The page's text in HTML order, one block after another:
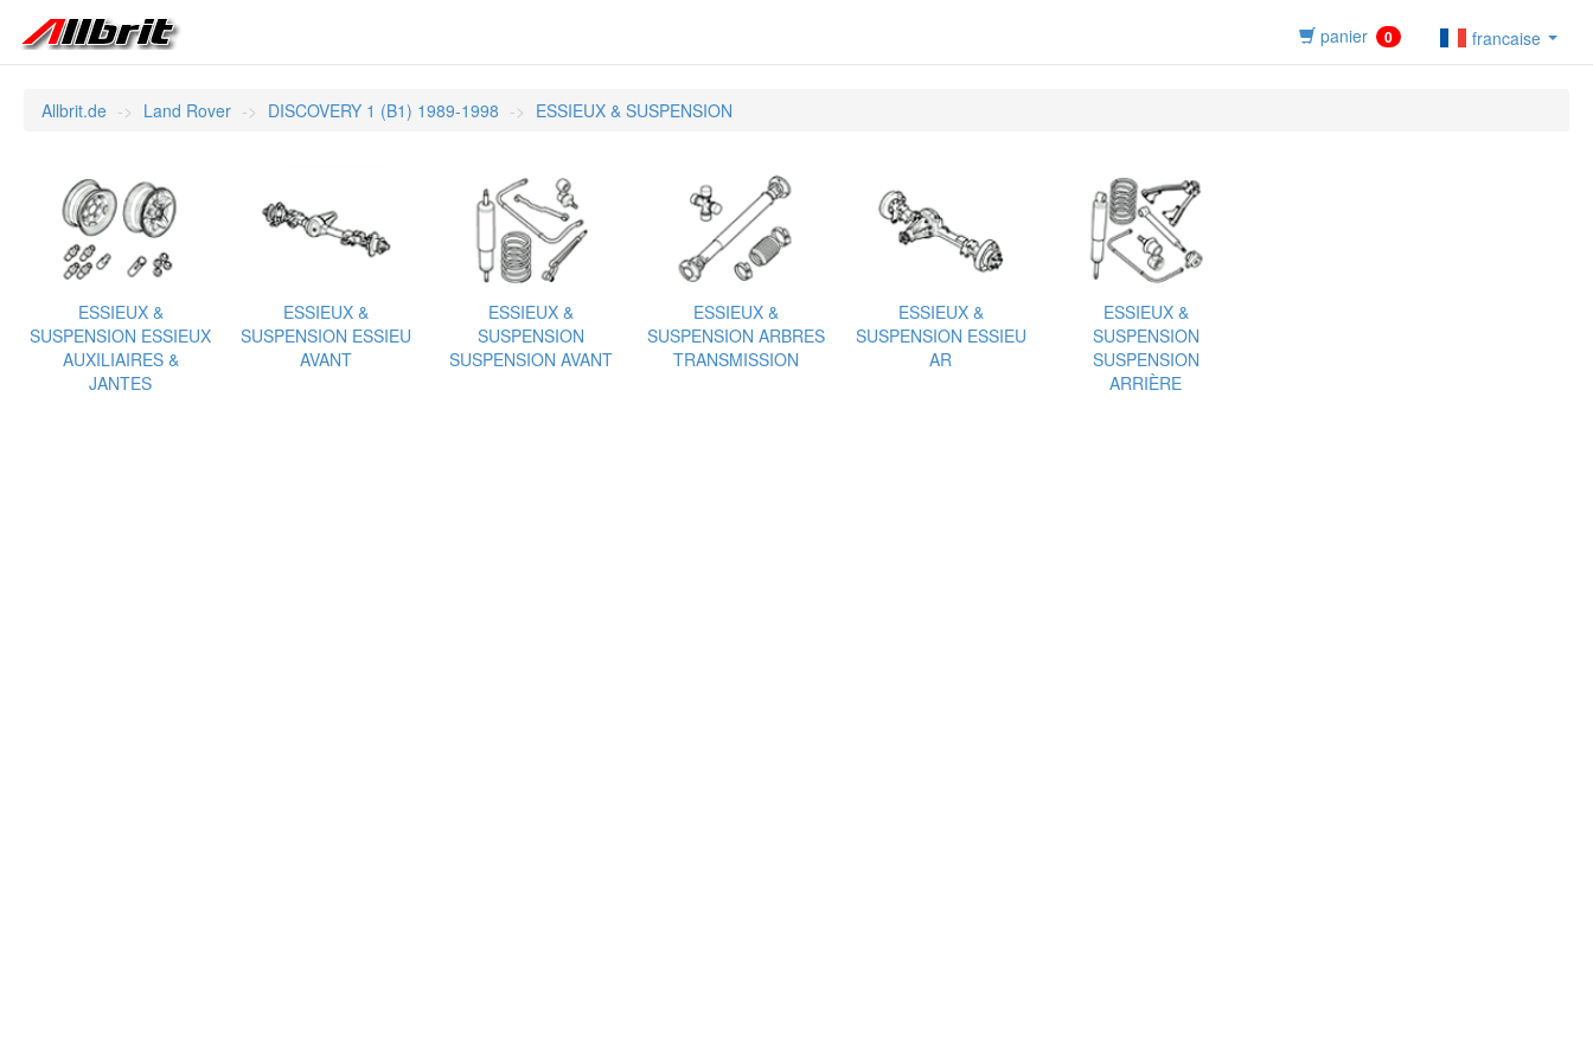
panier 0 francaise
Allbrit.de Land Rover DISCOVERY 1 (B1) 1989-1998 ESSIEUX & SUSPENSION
ESSIEUX &
SUSPENSION ESSIEUX
AUXILIAIRES &
JANTES
ESSIEUX &
SUSPENSION ESSIEU
AVANT
ESSIEUX &
SUSPENSION
SUSPENSION AVANT
ESSIEUX &
SUSPENSION ARBRES
TRANSMISSION
ESSIEUX &
SUSPENSION ESSIEU
AR
ESSIEUX &
SUSPENSION
SUSPENSION
ARRIÈRE